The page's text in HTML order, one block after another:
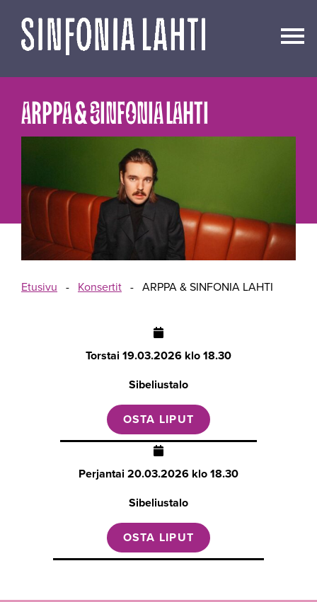
sisältöön
ARPPA & SINFONIA LAHTI
Etusivu - Konsertit - ARPPA & SINFONIA LAHTI
Torstai19.03.2026 klo 18.30
Sibeliustalo
OSTA LIPUT
Perjantai20.03.2026 klo 18.30
Sibeliustalo
OSTA LIPUT